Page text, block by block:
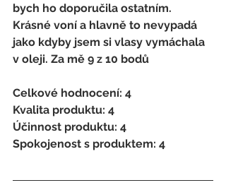
bych ho doporučila ostatním.
Krásné voní a hlavně to nevypadá
jako kdyby jsem si vlasy vymáchala
v oleji. Za mě 9 z 10 bodů
Celkové hodnocení: 4
Kvalita produktu: 4
Účinnost produktu: 4
Spokojenost s produktem: 4